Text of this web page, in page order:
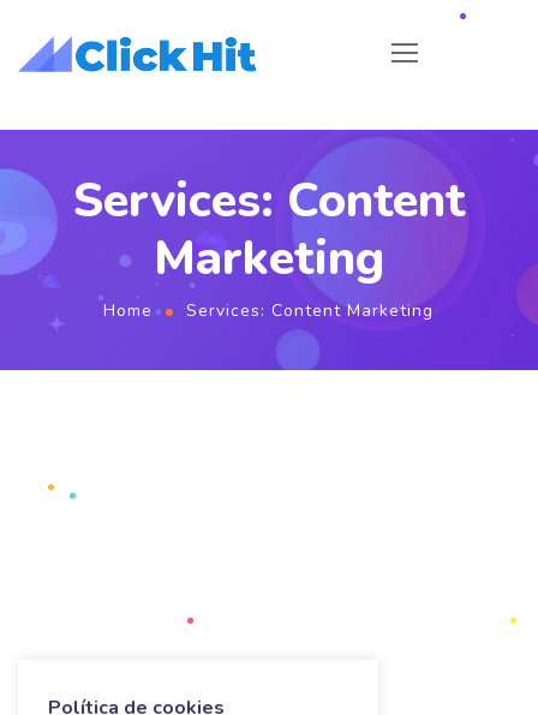
Services: Content
Marketing
Home Services: Content Marketing
Política de cookies